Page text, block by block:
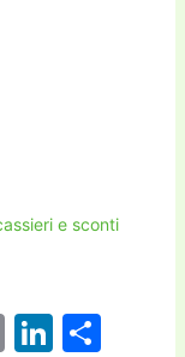
e sconti
C
Li